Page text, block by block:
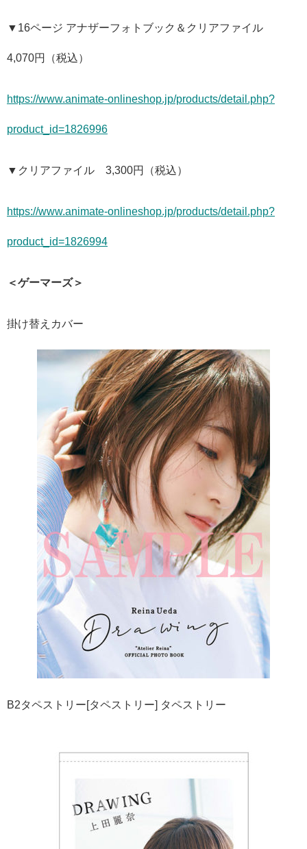
▼16ページ アナザーフォトブック＆クリアファイル
4,070円（税込）
https://www.animate-onlineshop.jp/products/detail.php?
product_id=1826996
▼クリアファイル 3,300円（税込）
https://www.animate-onlineshop.jp/products/detail.php?
product_id=1826994
＜ゲーマーズ＞
掛け替えカバー
B2タペストリー[タペストリー] タペストリー